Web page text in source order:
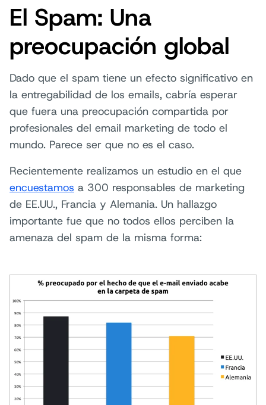
El Spam: Una
preocupación global
Dado que el spam tiene un efecto significativo en
la entregabilidad de los emails, cabría esperar
que fuera una preocupación compartida por
profesionales del email marketing de todo el
mundo. Parece ser que no es el caso.
Recientemente realizamos un estudio en el que
encuestamos a 300 responsables de marketing
de EE.UU., Francia y Alemania. Un hallazgo
importante fue que no todos ellos perciben la
amenaza del spam de la misma forma: